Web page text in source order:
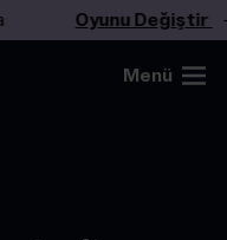
Oyunu Değiştir –
Menü